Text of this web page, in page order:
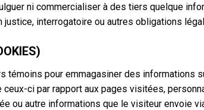
ni commercialiser à des tiers quelque
justice, interrogatoire ou autres obligations
témoins pour emmagasiner des informations
ci par rapport aux pages visitées,
ou autre informations que le visiteur envoie